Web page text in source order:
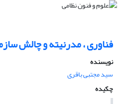
فناوری ، مدرنیته و چالش
نویسنده
سید مجتبی باقری
چکیده